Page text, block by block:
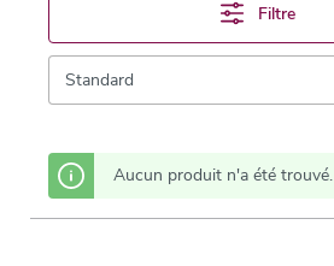
Filtre
Aucun produit n'a été trouvé.